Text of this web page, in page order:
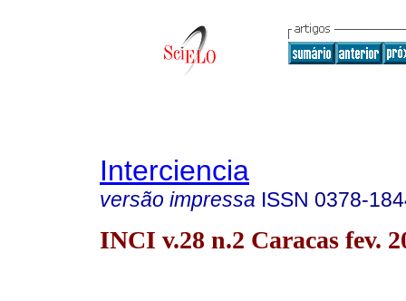
Interciencia
versão impressa ISSN 0378-
INCI v.28 n.2 Caracas fev.